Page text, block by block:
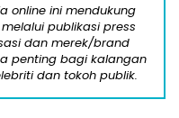
online ini mendukung
publikasi press
dan merek/brand
penting bagi kalangan
dan tokoh publik.